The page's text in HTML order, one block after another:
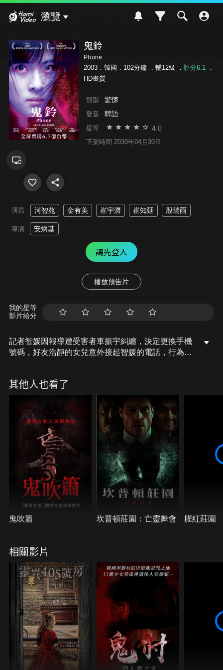
瀏覽
鬼鈴
Phone
2003．韓國．102分鐘 ． 輔12級 ． 評分6.1．
HD畫質
類型 驚悚
發音 韓語
星等 4.0
下架時間 2030年04月30日
演員 河智苑 金有美 崔宇濟 崔知延 殷瑞雨
導演 安炳基
請先登入
播放預告片
我的星等
影片給分
記者智媛因報導遭受害者車振宇糾纏，決定更換手機
號碼，好友浩靜的女兒意外接起智媛的電話，行為開
這個號碼的人都離奇喪命，唯一例外是一名失蹤的高
中少女，智媛赫然發現，浩靜一家與這通奪命電話有
駭人關聯……
其他人也看了
鬼吹簫 坎普頓莊園：亡靈舞會 腥紅莊園
相關影片